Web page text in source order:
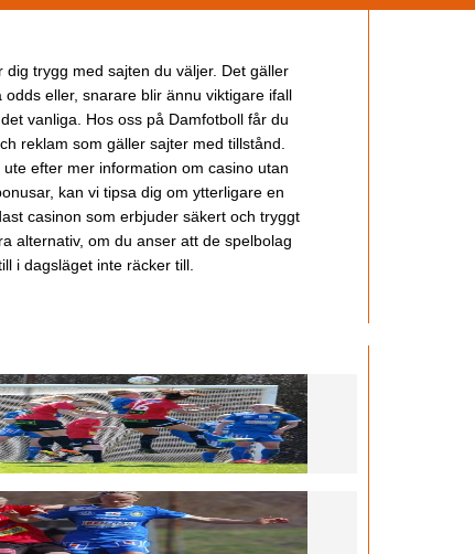
trygg med sajten du väljer. Det gäller
eller, snarare blir ännu viktigare ifall
vanliga. Hos oss på Damfotboll får du
reklam som gäller sajter med tillstånd.
efter mer information om casino utan
kan vi tipsa dig om ytterligare en
casinon som erbjuder säkert och tryggt
alternativ, om du anser att de spelbolag
i dagsläget inte räcker till.